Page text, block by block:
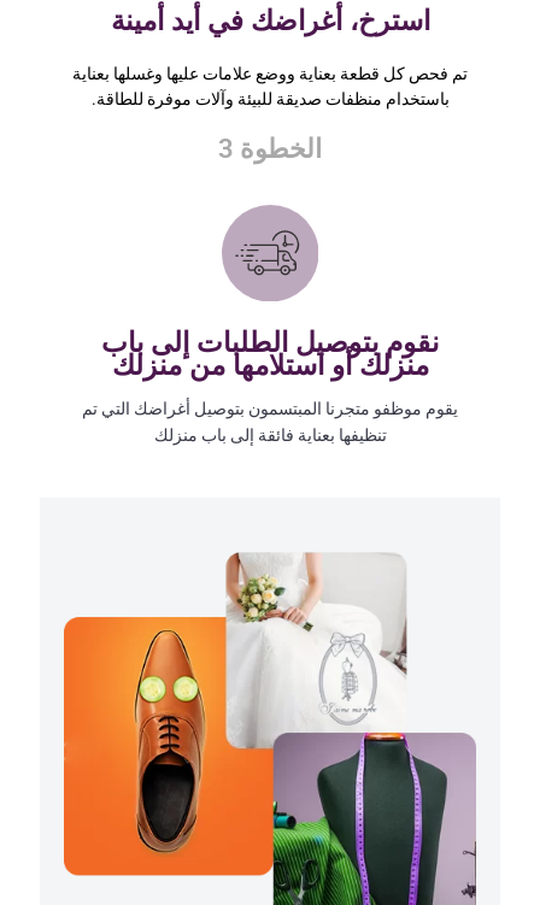
استرخ، أغراضك في أيد أمينة
تم فحص كل قطعة بعناية ووضع علامات عليها وغسلها بعناية
باستخدام منظفات صديقة للبيئة وآلات موفرة للطاقة.
الخطوة 3
نقوم بتوصيل الطلبات إلى باب
منزلك أو استلامها من منزلك
يقوم موظفو متجرنا المبتسمون بتوصيل أغراضك التي تم
تنظيفها بعناية فائقة إلى باب منزلك